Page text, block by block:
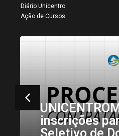
Diário Unicentro
Ação de Cursos
inscrições